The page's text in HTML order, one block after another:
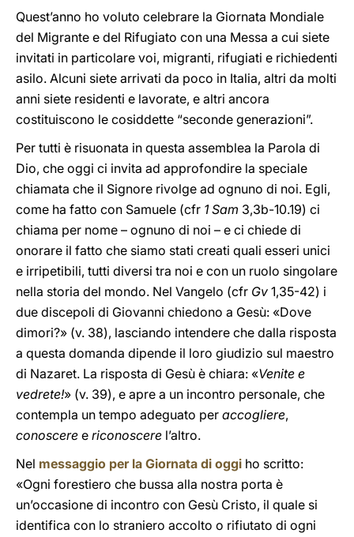
Quest’anno ho voluto celebrare la Giornata Mondiale
del Migrante e del Rifugiato con una Messa a cui siete
invitati in particolare voi, migranti, rifugiati e richiedenti
asilo. Alcuni siete arrivati da poco in Italia, altri da molti
anni siete residenti e lavorate, e altri ancora
costituiscono le cosiddette “seconde generazioni”.
Per tutti è risuonata in questa assemblea la Parola di
Dio, che oggi ci invita ad approfondire la speciale
chiamata che il Signore rivolge ad ognuno di noi. Egli,
come ha fatto con Samuele (cfr 1 Sam 3,3b-10.19) ci
chiama per nome – ognuno di noi – e ci chiede di
onorare il fatto che siamo stati creati quali esseri unici
e irripetibili, tutti diversi tra noi e con un ruolo singolare
nella storia del mondo. Nel Vangelo (cfr Gv 1,35-42) i
due discepoli di Giovanni chiedono a Gesù: «Dove
dimori?» (v. 38), lasciando intendere che dalla risposta
a questa domanda dipende il loro giudizio sul maestro
di Nazaret. La risposta di Gesù è chiara: «Venite e
vedrete!» (v. 39), e apre a un incontro personale, che
contempla un tempo adeguato per accogliere,
conoscere e riconoscere l’altro.
Nel messaggio per la Giornata di oggi ho scritto:
«Ogni forestiero che bussa alla nostra porta è
un’occasione di incontro con Gesù Cristo, il quale si
identifica con lo straniero accolto o rifiutato di ogni